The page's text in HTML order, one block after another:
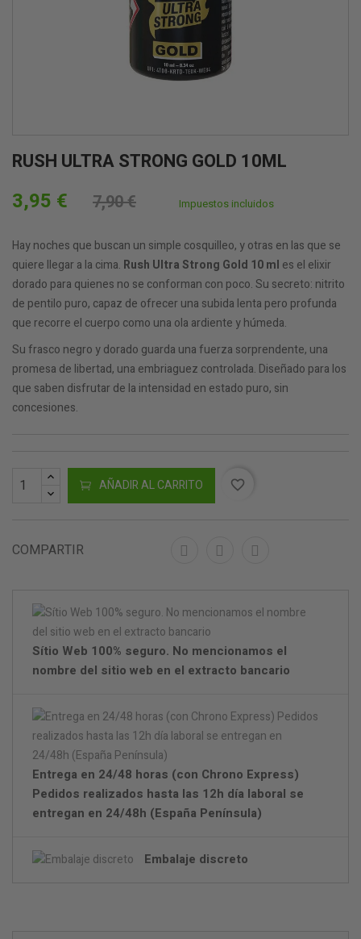
RUSH ULTRA STRONG GOLD 10ML
3,95 € 7,90 € Impuestos incluidos
Hay noches que buscan un simple cosquilleo, y otras en las que se
quiere llegar a la cima. Rush Ultra Strong Gold 10 ml es el elixir
dorado para quienes no se conforman con poco. Su secreto: nitrito
de pentilo puro, capaz de ofrecer una subida lenta pero profunda
que recorre el cuerpo como una ola ardiente y húmeda.
Su frasco negro y dorado guarda una fuerza sorprendente, una
promesa de libertad, una embriaguez controlada. Diseñado para los
que saben disfrutar de la intensidad en estado puro, sin
concesiones.
AÑADIR AL CARRITO favorite_border
COMPARTIR
Sítio Web 100% seguro. No mencionamos el
nombre del sitio web en el extracto bancario
Entrega en 24/48 horas (con Chrono Express)
Pedidos realizados hasta las 12h día laboral se
entregan en 24/48h (España Península)
Embalaje discreto